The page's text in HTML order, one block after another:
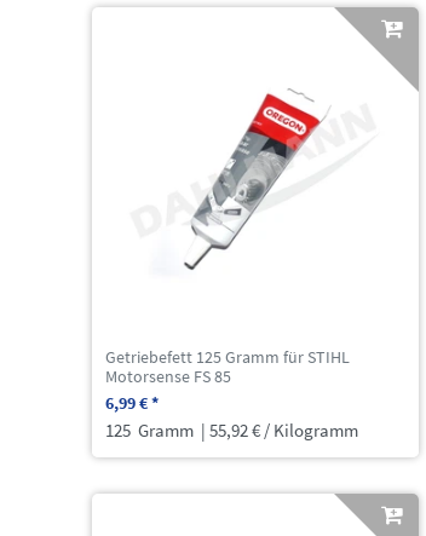
Getriebefett 125 Gramm für STIHL
Motorsense FS 85
6,99 € *
125 Gramm | 55,92 € / Kilogramm